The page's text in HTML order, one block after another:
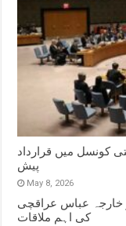
کونسل میں قرارداد
پیش
May 8, 2026
خارجہ عباس عراقچی
کی اہم ملاقات